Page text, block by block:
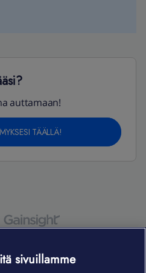
auttamaan!
TÄÄLLÄ!
sivuillamme